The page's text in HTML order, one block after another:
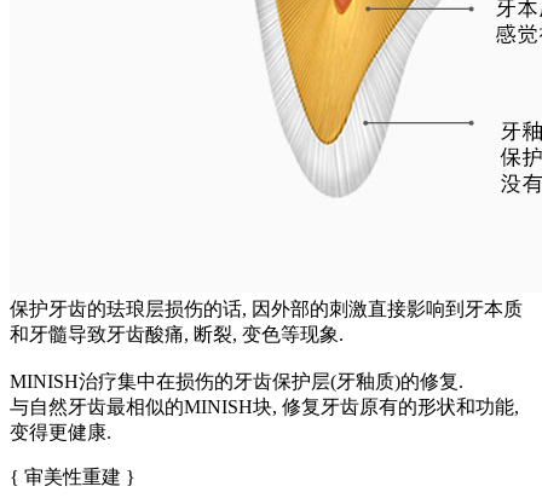
保护牙齿的珐琅层损伤的话, 因外部的刺激直接影响到牙本质
和牙髓导致牙齿酸痛, 断裂, 变色等现象.
MINISH治疗集中在损伤的牙齿保护层(牙釉质)的修复.
与自然牙齿最相似的MINISH块, 修复牙齿原有的形状和功能,
变得更健康.
{ 审美性重建 }